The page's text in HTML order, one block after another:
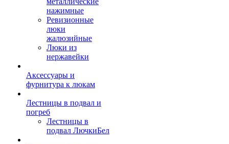
нажимные
Ревизионные
люки
жалюзийные
Люки из
нержавейки
Аксессуары и
фурнитура к люкам
Лестницы в подвал и
погреб
Лестницы в
подвал ЛючкиБел